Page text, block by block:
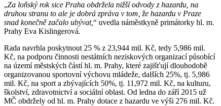
„Za loňský rok sice Praha obdržela nižší odvody z hazardu, na
druhou stranu to ale je dobrá zpráva v tom, že hazardu v Praze
snad konečně začalo ubývat,“ uvedla náměstkyně primátorky hl. m.
Prahy Eva Kislingerová.
Rada navrhla poskytnout 25 % z 23,944 mil. Kč, tedy 5,986 mil.
Kč, na podporu činnosti nestátních neziskových organizací působící
na území městských částí hl. m. Prahy, které zajišťují dlouhodobě
organizovanou sportovní výchovu mládeže, dalších 25%, tj. 5,986
mil. Kč, na sport a zbývajících 50%, tj. 11,972 mil. Kč, na kulturu,
školství, zdravotnictví a sociální oblast. Od ledna do září 2015 už
MČ obdržely od hl. m. Prahy dotace z hazardu ve výši 276 mil. Kč.